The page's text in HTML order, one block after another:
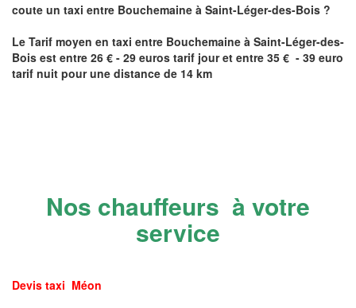
coute un taxi entre Bouchemaine à Saint-Léger-des-Bois ?
Le Tarif moyen en taxi entre Bouchemaine à Saint-Léger-des-
Bois est entre 26 € - 29 euros tarif jour et entre 35 € - 39 euro
tarif nuit pour une distance de 14 km
Nos chauffeurs à votre
service
Devis taxi Méon